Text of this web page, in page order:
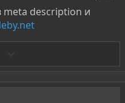
meta description и
р
о
т